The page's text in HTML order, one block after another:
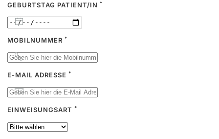
GEBURTSTAG PATIENT/IN *
MOBILNUMMER *
E-MAIL ADRESSE *
EINWEISUNGSART *